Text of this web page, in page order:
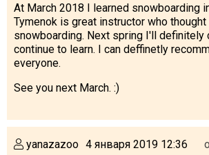
At March 2018 I learned snowboarding
Tymenok is great instructor who
snowboarding. Next spring I'll definitely
continue to learn. I can deffinetly
everyone.
See you next March. :)
yanazazoo 4 января 2019 12:36